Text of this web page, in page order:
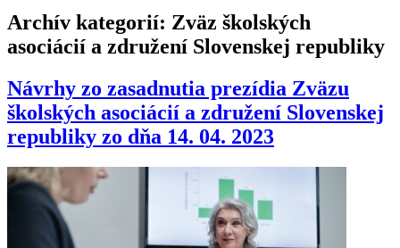
Archív kategorií: Zväz školských
asociácií a združení Slovenskej republiky
Návrhy zo zasadnutia prezídia Zväzu
školských asociácií a združení Slovenskej
republiky zo dňa 14. 04. 2023